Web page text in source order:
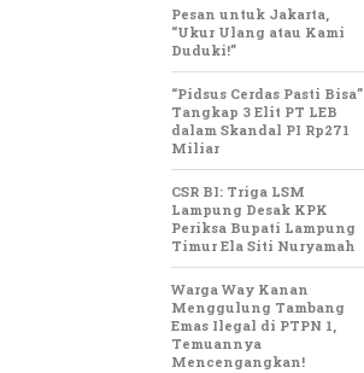
Pesan untuk Jakarta,
“Ukur Ulang atau Kami
Duduki!”
“Pidsus Cerdas Pasti Bisa”
Tangkap 3 Elit PT LEB
dalam Skandal PI Rp271
Miliar
CSR BI: Triga LSM
Lampung Desak KPK
Periksa Bupati Lampung
Timur Ela Siti Nuryamah
Warga Way Kanan
Menggulung Tambang
Emas Ilegal di PTPN 1,
Temuannya
Mencengangkan!